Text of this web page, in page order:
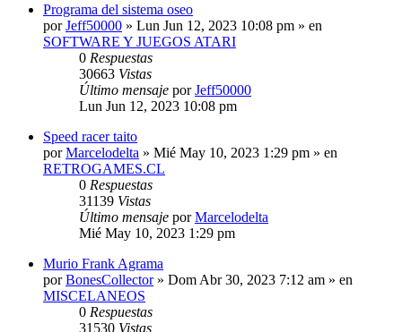
Programa del sistema oseo
porJeff50000 » Lun Jun 12, 2023 10:08 pm » en
SOFTWARE Y JUEGOS ATARI
0 Respuestas
30663 Vistas
Último mensaje porJeff50000
Lun Jun 12, 2023 10:08 pm
Speed racer taito
porMarcelodelta » Mié May 10, 2023 1:29 pm » en
RETROGAMES.CL
0 Respuestas
31139 Vistas
Último mensaje porMarcelodelta
Mié May 10, 2023 1:29 pm
Murio Frank Agrama
porBonesCollector» Dom Abr 30, 2023 7:12 am » en
MISCELANEOS
0 Respuestas
31530 Vistas